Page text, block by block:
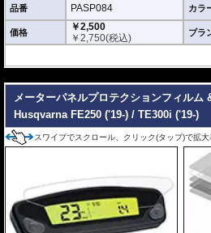
優れもの。満足のいく取付が容易になりました
シリコーン系粘着材を採用し、メーターを痛
を剥がせば、元通りの状態になります。
品番 PASP084 カラ
価格
￥2,500
￥2,750(税込) ブラ
メーターパネルプロテクションフィルム
Husqvarna FE250 ('19-) / TE300i ('19-)
スワイプでスクロール、クリック(タップ)で拡大